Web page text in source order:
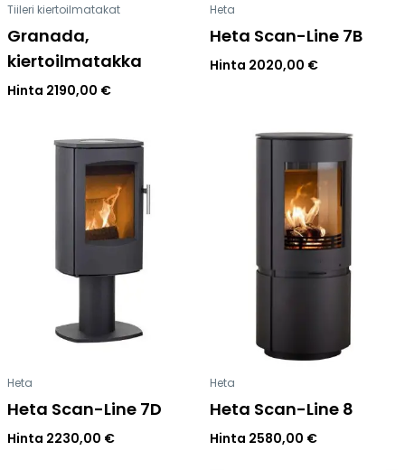
Tiileri kiertoilmatakat
Granada,
kiertoilmatakka
Hinta 2190,00 €
Heta
Heta Scan-Line 7B
Hinta 2020,00 €
Heta
Heta Scan-Line 7D
Hinta 2230,00 €
Heta
Heta Scan-Line 8
Hinta 2580,00 €